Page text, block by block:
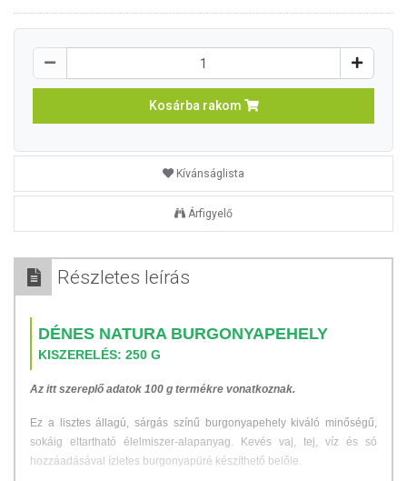
Kosárba rakom
Kívánságlista
Árfigyelő
Részletes leírás
DÉNES NATURA BURGONYAPEHELY
KISZERELÉS: 250 G
Az itt szereplő adatok 100 g termékre vonatkoznak.
Ez a lisztes állagú, sárgás színű burgonyapehely kiváló minőségű,
sokáig eltartható élelmiszer-alapanyag. Kevés vaj, tej, víz és só
hozzáadásával ízletes burgonyapüré készíthető belőle.